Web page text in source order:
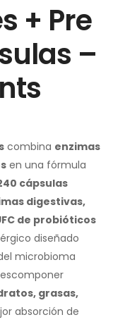
+ Pre
–
combina enzimas
en una fórmula
cápsulas
digestivas,
de probióticos
diseñado
microbioma
grasas,
absorción de